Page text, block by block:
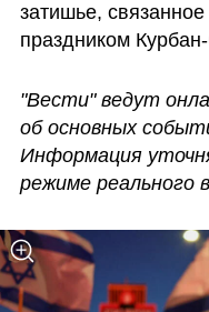
затишье,
праздником
"Вести" ведут
об основных
Информация
режиме реального